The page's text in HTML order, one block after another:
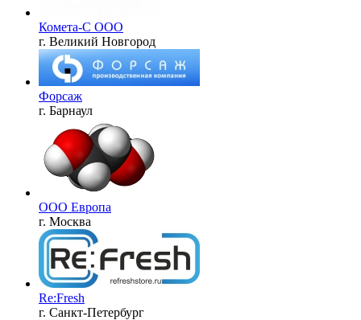
Комета-С ООО
г. Великий Новгород
Форсаж
г. Барнаул
ООО Европа
г. Москва
Re:Fresh
г. Санкт-Петербург